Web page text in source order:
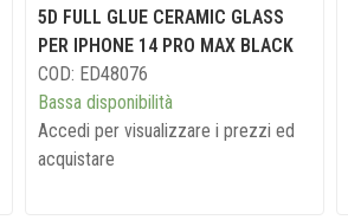
5D FULL GLUE CERAMIC GLASS
PER IPHONE 14 PRO MAX BLACK
COD: ED48076
Bassa disponibilità
Accedi per visualizzare i prezzi ed
acquistare